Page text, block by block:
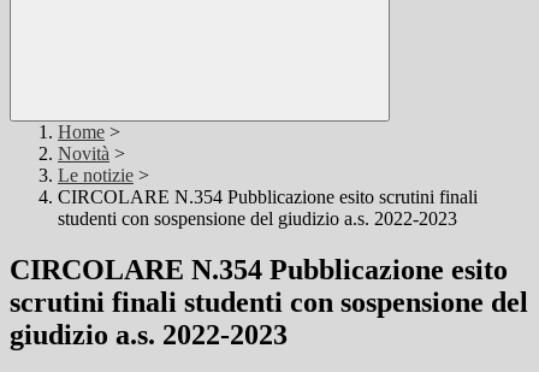
Home >
Novità >
Le notizie >
CIRCOLARE N.354 Pubblicazione esito scrutini finali
studenti con sospensione del giudizio a.s. 2022-2023
CIRCOLARE N.354 Pubblicazione esito
scrutini finali studenti con sospensione del
giudizio a.s. 2022-2023